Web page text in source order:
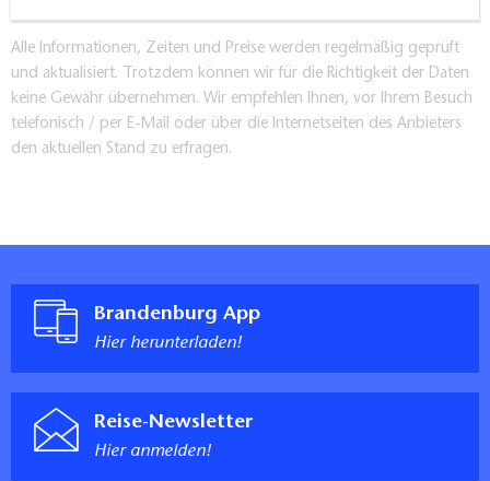
Alle Informationen, Zeiten und Preise werden regelmäßig geprüft
und aktualisiert. Trotzdem können wir für die Richtigkeit der Daten
keine Gewähr übernehmen. Wir empfehlen Ihnen, vor Ihrem Besuch
telefonisch / per E-Mail oder über die Internetseiten des Anbieters
den aktuellen Stand zu erfragen.
Brandenburg App
Hier herunterladen!
Reise-Newsletter
Hier anmelden!